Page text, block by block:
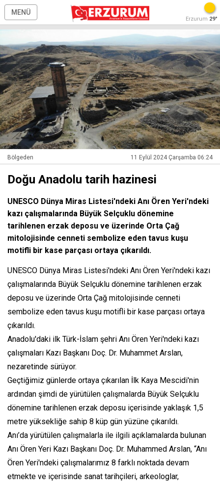
MENÜ
Erzurum 29°
Bölgeden 11 Eylül 2024 Çarşamba 06:24
Doğu Anadolu tarih hazinesi
UNESCO Dünya Miras Listesi'ndeki Anı Ören Yeri'ndeki
kazı çalışmalarında Büyük Selçuklu dönemine
tarihlenen erzak deposu ve üzerinde Orta Çağ
mitolojisinde cenneti sembolize eden tavus kuşu
motifli bir kase parçası ortaya çıkarıldı.
UNESCO Dünya Miras Listesi'ndeki Anı Ören Yeri'ndeki kazı
çalışmalarında Büyük Selçuklu dönemine tarihlenen erzak
deposu ve üzerinde Orta Çağ mitolojisinde cenneti
sembolize eden tavus kuşu motifli bir kase parçası ortaya
çıkarıldı.
Anadolu'daki ilk Türk-İslam şehri Anı Ören Yeri'ndeki kazı
çalışmaları Kazı Başkanı Doç. Dr. Muhammet Arslan,
nezaretinde sürüyor.
Geçtiğimiz günlerde ortaya çıkarılan İlk Kaya Mescidi'nin
ardından şimdi de yürütülen çalışmalarda Büyük Selçuklu
dönemine tarihlenen erzak deposu içerisinde yaklaşık 1,5
metre yüksekliğe sahip 8 küp gün yüzüne çıkarıldı.
Anı’da yürütülen çalışmalarla ile ilgili açıklamalarda bulunan
Anı Ören Yeri Kazı Başkanı Doç. Dr. Muhammed Arslan, “Anı
Ören Yeri'ndeki çalışmalarımız 8 farklı noktada devam
etmekte ve içerisinde sanat tarihçileri, arkeologlar,